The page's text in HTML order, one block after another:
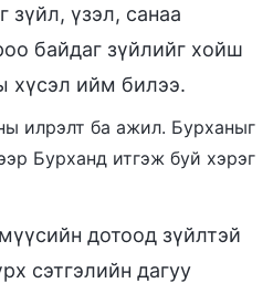
зүйл, үзэл, санаа
байдаг зүйлийг хойш
хүсэл ийм билээ.
илрэлт ба ажил. Бурханыг
Бурханд итгэж буй хэрэг
дотоод зүйлтэй
сэтгэлийн дагуу